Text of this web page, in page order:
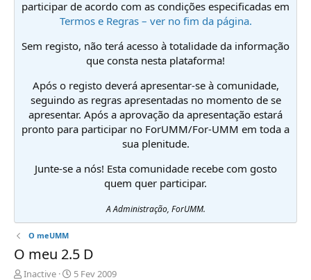
participar de acordo com as condições especificadas em
Termos e Regras – ver no fim da página.
Sem registo, não terá acesso à totalidade da informação
que consta nesta plataforma!
Após o registo deverá apresentar-se à comunidade,
seguindo as regras apresentadas no momento de se
apresentar. Após a aprovação da apresentação estará
pronto para participar no ForUMM/For-UMM em toda a
sua plenitude.
Junte-se a nós! Esta comunidade recebe com gosto
quem quer participar.
A Administração, ForUMM.
O meUMM
O meu 2.5 D
IInactive
D
5 Fev 2009